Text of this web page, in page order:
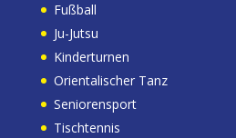
Fußball
Ju-Jutsu
Kinderturnen
Orientalischer Tanz
Seniorensport
Tischtennis